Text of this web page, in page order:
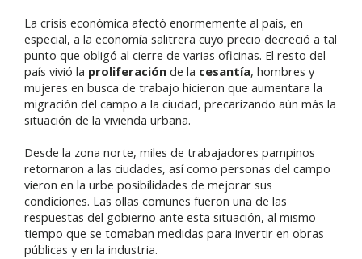
La crisis económica afectó enormemente al país, en
especial, a la economía salitrera cuyo precio decreció a tal
punto que obligó al cierre de varias oficinas. El resto del
país vivió la proliferación de la cesantía, hombres y
mujeres en busca de trabajo hicieron que aumentara la
migración del campo a la ciudad, precarizando aún más la
situación de la vivienda urbana.
Desde la zona norte, miles de trabajadores pampinos
retornaron a las ciudades, así como personas del campo
vieron en la urbe posibilidades de mejorar sus
condiciones. Las ollas comunes fueron una de las
respuestas del gobierno ante esta situación, al mismo
tiempo que se tomaban medidas para invertir en obras
públicas y en la industria.